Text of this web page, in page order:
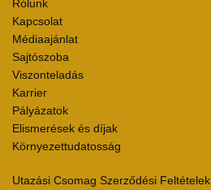
Rólunk
Kapcsolat
Médiaajánlat
Sajtószoba
Viszonteladás
Karrier
Pályázatok
Elismerések és díjak
Környezettudatosság
Utazási Csomag Szerződési Feltételek